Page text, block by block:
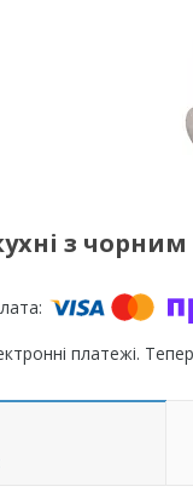
з чорним
платежі.